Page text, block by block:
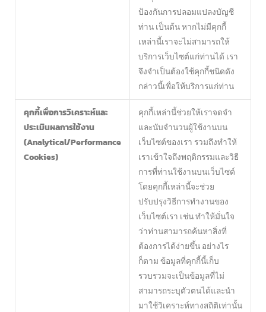
ป้องกันการปลอมแปลงบัญชี
ท่าน เป็นต้น หากไม่มีคุกกี้
เหล่านี้เราจะไม่สามารถให้
บริการเว็บไซต์แก่ท่านได้ เรา
จึงจำเป็นต้องใช้คุกกี้ชนิดดัง
กล่าวนี้เพื่อให้บริการแก่ท่าน
คุกกี้เพื่อการวิเคราะห์และ
ประเมินผลการใช้งาน
(Analytical/Performance
Cookies)
คุกกี้เหล่านี้ช่วยให้เราจดจำ
และนับจำนวนผู้ใช้งานบน
เว็บไซต์ของเรา รวมถึงทำให้
เราเข้าใจถึงพฤติกรรมและวิธี
การที่ท่านใช้งานบนเว็บไซต์
โดยคุกกี้เหล่านี้จะช่วย
ปรับปรุงวิธีการทำงานของ
เว็บไซต์เรา เช่น ทำให้มั่นใจ
ว่าท่านสามารถค้นหาสิ่งที่
ต้องการได้ง่ายขึ้น อย่างไร
ก็ตาม ข้อมูลที่คุกกี้นี้เก็บ
รวบรวมจะเป็นข้อมูลที่ไม่
สามารถระบุตัวตนได้และนำ
มาใช้วิเคราะห์ทางสถิติเท่านั้น